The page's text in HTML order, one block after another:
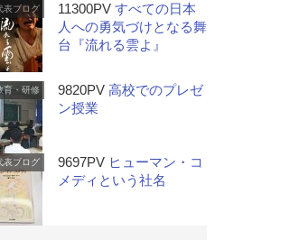
表ブログ 11300PV すべての日本
人への勇気づけとなる舞
台『流れる雲よ』
育・研修 9820PV 高校でのプレゼ
ン授業
表ブログ 9697PV ヒューマン・コ
メディという社名